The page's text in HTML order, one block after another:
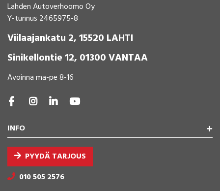
Lahden Autoverhoomo Oy
Y-tunnus 2465975-8
Viilaajankatu 2, 15520 LAHTI
Sinikellontie 12, 01300 VANTAA
Avoinna ma-pe 8-16
INFO
PYYDÄ TARJOUS
010 505 2576